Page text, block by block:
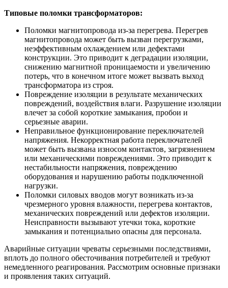
Типовые поломки трансформаторов:
Поломки магнитопровода из-за перегрева. Перегрев
магнитопровода может быть вызван перегрузками,
неэффективным охлаждением или дефектами
конструкции. Это приводит к деградации изоляции,
снижению магнитной проницаемости и увеличению
потерь, что в конечном итоге может вызвать выход
трансформатора из строя.
Повреждение изоляции в результате механических
повреждений, воздействия влаги. Разрушение изоляции
влечет за собой короткие замыкания, пробои и
серьезные аварии.
Неправильное функционирование переключателей
напряжения. Некорректная работа переключателей
может быть вызвана износом контактов, загрязнением
или механическими повреждениями. Это приводит к
нестабильности напряжения, повреждению
оборудования и нарушению работы подключенной
нагрузки.
Поломки силовых вводов могут возникать из-за
чрезмерного уровня влажности, перегрева контактов,
механических повреждений или дефектов изоляции.
Неисправности вызывают утечки тока, короткие
замыкания и потенциально опасны для персонала.
Аварийные ситуации чреваты серьезными последствиями,
вплоть до полного обесточивания потребителей и требуют
немедленного реагирования. Рассмотрим основные признаки
и проявления таких ситуаций.